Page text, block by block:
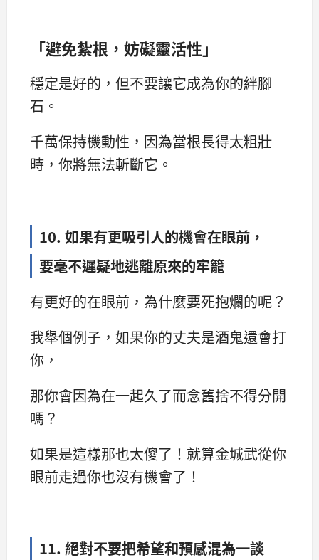
「避免紮根，妨礙靈活性」
穩定是好的，但不要讓它成為你的絆腳
石。
千萬保持機動性，因為當根長得太粗壯
時，你將無法斬斷它。
10. 如果有更吸引人的機會在眼前，
要毫不遲疑地逃離原來的牢籠
有更好的在眼前，為什麼要死抱爛的呢？
我舉個例子，如果你的丈夫是酒鬼還會打
你，
那你會因為在一起久了而念舊捨不得分開
嗎？
如果是這樣那也太傻了！就算金城武從你
眼前走過你也沒有機會了！
11. 絕對不要把希望和預感混為一談